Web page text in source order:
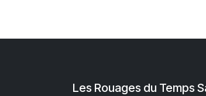
Les Rouages du Temps